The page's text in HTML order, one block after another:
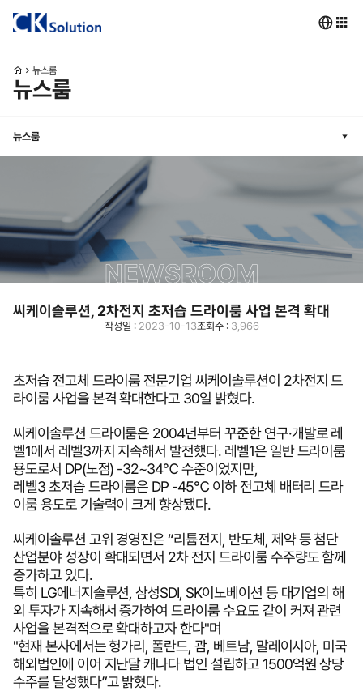
뉴스룸
뉴스룸
뉴스룸
NEWSROOM
씨케이솔루션, 2차전지 초저습 드라이룸 사업 본격 확대
작성일 : 2023-10-13조회수 : 3,966
초저습 전고체 드라이룸 전문기업 씨케이솔루션이 2차전지 드
라이룸 사업을 본격 확대한다고 30일 밝혔다.
씨케이솔루션 드라이룸은 2004년부터 꾸준한 연구·개발로 레
벨1에서 레벨3까지 지속해서 발전했다. 레벨1은 일반 드라이룸
용도로서 DP(노점) -32~34℃ 수준이었지만,
레벨3 초저습 드라이룸은 DP -45℃ 이하 전고체 배터리 드라
이룸 용도로 기술력이 크게 향상됐다.
씨케이솔루션 고위 경영진은 “리튬전지, 반도체, 제약 등 첨단
산업분야 성장이 확대되면서 2차 전지 드라이룸 수주량도 함께
증가하고 있다.
특히 LG에너지솔루션, 삼성SDI, SK이노베이션 등 대기업의 해
외 투자가 지속해서 증가하여 드라이룸 수요도 같이 커져 관련
사업을 본격적으로 확대하고자 한다"며
"현재 본사에서는 헝가리, 폴란드, 괌, 베트남, 말레이시아, 미국
해외법인에 이어 지난달 캐나다 법인 설립하고 1500억원 상당
수주를 달성했다”고 밝혔다.